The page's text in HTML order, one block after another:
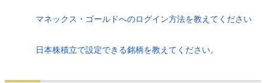
マネックス・ゴールドへのログイン方法を教えてください
日本株積立で設定できる銘柄を教えてください。